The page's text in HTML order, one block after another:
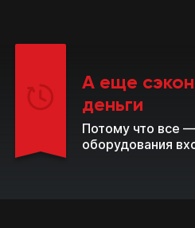
А еще
деньги
Потому что все
оборудования